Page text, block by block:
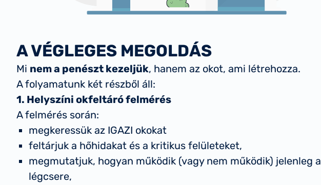
A VÉGLEGES MEGOLDÁS
Mi nem a penészt kezeljük, hanem az okot, ami létrehozza.
A folyamatunk két részből áll:
1. Helyszíni okfeltáró felmérés
A felmérés során:
megkeressük az IGAZI okokat
feltárjuk a hőhidakat és a kritikus felületeket,
megmutatjuk, hogyan működik (vagy nem működik) jelenleg a
légcsere,